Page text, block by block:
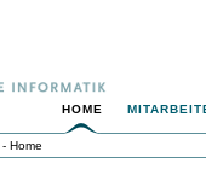
HOME
- Home